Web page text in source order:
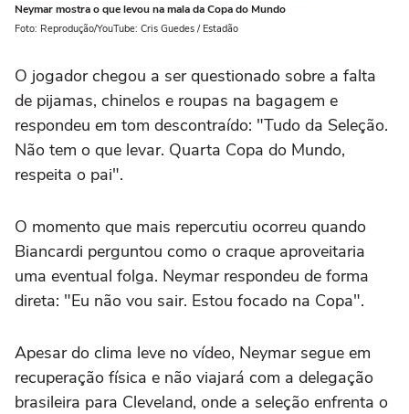
Neymar mostra o que levou na mala da Copa do Mundo
Foto: Reprodução/YouTube: Cris Guedes / Estadão
O jogador chegou a ser questionado sobre a falta
de pijamas, chinelos e roupas na bagagem e
respondeu em tom descontraído: "Tudo da Seleção.
Não tem o que levar. Quarta Copa do Mundo,
respeita o pai".
O momento que mais repercutiu ocorreu quando
Biancardi perguntou como o craque aproveitaria
uma eventual folga. Neymar respondeu de forma
direta: "Eu não vou sair. Estou focado na Copa".
Apesar do clima leve no vídeo, Neymar segue em
recuperação física e não viajará com a delegação
brasileira para Cleveland, onde a seleção enfrenta o